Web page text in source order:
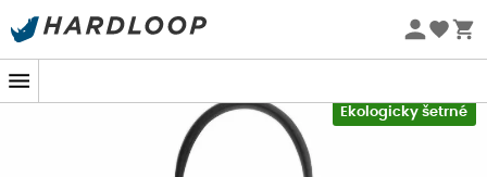
Letní akce 🔥 -5 % EXTRA při nákupu 2 produktů* s kódem
Ekologicky šetrné